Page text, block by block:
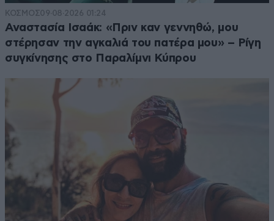
ΚΟΣΜΟΣ09·08·2026 01:24
Αναστασία Ισαάκ: «Πριν καν γεννηθώ, μου
στέρησαν την αγκαλιά του πατέρα μου» – Ρίγη
συγκίνησης στο Παραλίμνι Κύπρου